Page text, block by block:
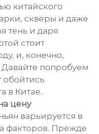
китайского
скверы и даже
тень и даря
стоит
и, конечно,
попробуем
обойтись
в Китае.
цену
варьируется в
факторов. Прежде